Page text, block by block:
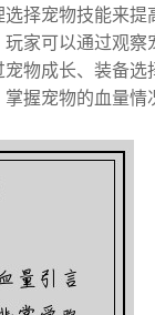
择宠物技能来提
家可以通过观察
物成长、装备选
握宠物的血量情